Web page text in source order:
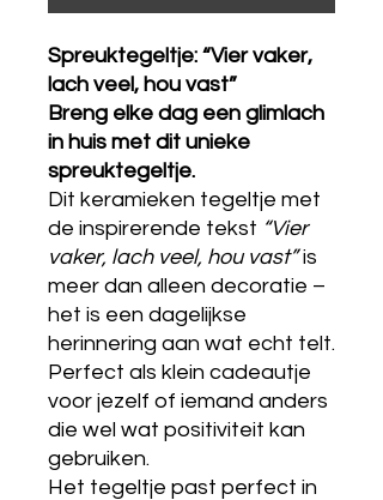
Spreuktegeltje: “Vier vaker,
lach veel, hou vast”
Breng elke dag een glimlach
in huis met dit unieke
spreuktegeltje.
Dit keramieken tegeltje met
de inspirerende tekst “Vier
vaker, lach veel, hou vast”is
meer dan alleen decoratie –
het is een dagelijkse
herinnering aan wat echt telt.
Perfect als klein cadeautje
voor jezelf of iemand anders
die wel wat positiviteit kan
gebruiken.
Het tegeltje past perfect in